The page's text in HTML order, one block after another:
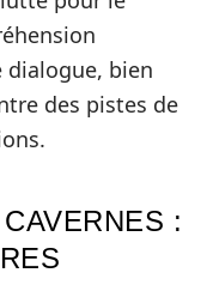
dialogue, bien
des pistes de
: